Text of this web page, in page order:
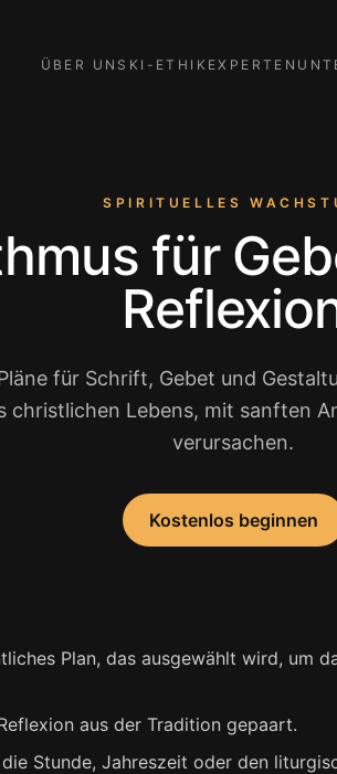
ÜBER UNS KI-ETHIK EXPERTEN
SPIRITUELLES
für
für Schrift, Gebet und
christlichen Lebens, mit sanften
verursachen.
Kostenlos beginnen
Plan, das ausgewählt wird, um
aus der Tradition gepaart.
Stunde, Jahreszeit oder den